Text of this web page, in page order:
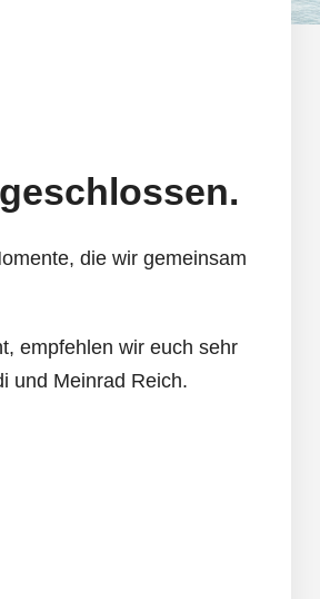
die wir gemeinsam
empfehlen wir euch sehr
und Meinrad Reich.